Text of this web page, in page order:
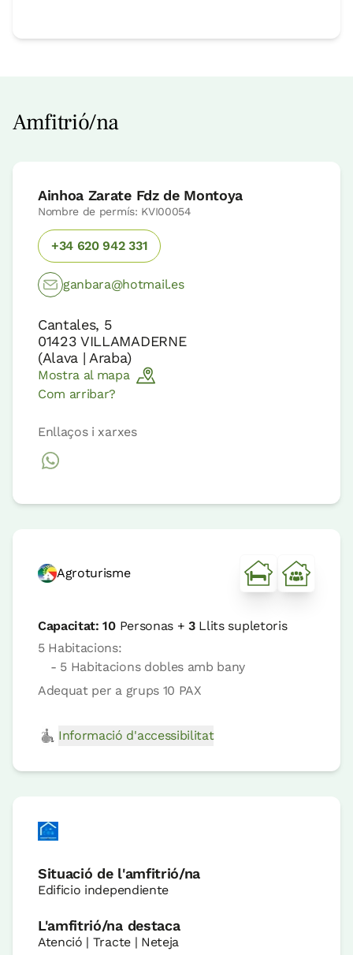
Amfitrió/na
Ainhoa Zarate Fdz de Montoya
Nombre de permís: KVI00054
+34 620 942 331
ganbara@hotmail.es
Cantales, 5
01423 VILLAMADERNE
(Alava | Araba)
Mostra al mapa
Com arribar?
Enllaços i xarxes
Agroturisme
Capacitat:10Personas +3Llits supletoris
5 Habitacions:
- 5 Habitacions dobles amb bany
Adequat per a grups 10 PAX
Informació d'accessibilitat
Situació de l'amfitrió/na
Edificio independiente
L'amfitrió/na destaca
Atenció | Tracte | Neteja